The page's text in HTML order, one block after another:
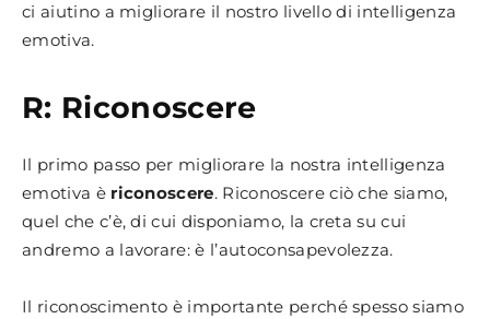
ci aiutino a migliorare il nostro livello di intelligenza
emotiva.
R: Riconoscere
Il primo passo per migliorare la nostra intelligenza
emotiva è riconoscere. Riconoscere ciò che siamo,
quel che c’è, di cui disponiamo, la creta su cui
andremo a lavorare: è l’autoconsapevolezza.
Il riconoscimento è importante perché spesso siamo